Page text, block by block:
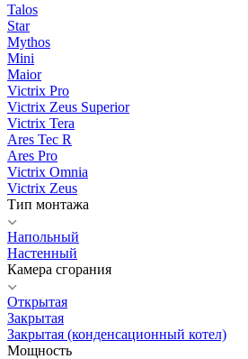
Talos
Star
Mythos
Mini
Maior
Victrix Pro
Victrix Zeus Superior
Victrix Tera
Ares Tec R
Ares Pro
Victrix Omnia
Victrix Zeus
Тип монтажа
Напольный
Настенный
Камера сгорания
Открытая
Закрытая
Закрытая (конденсационный котел)
Мощность